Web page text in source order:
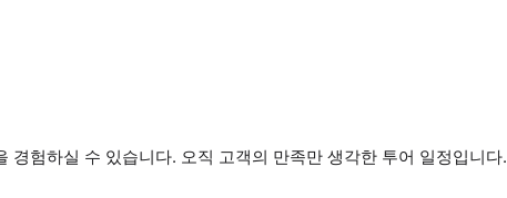
경험하실 수 있습니다. 오직 고객의 만족만 생각한 투어 일정입니다.